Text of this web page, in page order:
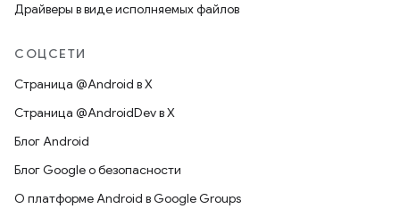
Драйверы в виде исполняемых файлов
СОЦСЕТИ
Страница @Android в X
Страница @AndroidDev в X
Блог Android
Блог Google о безопасности
О платформе Android в Google Groups